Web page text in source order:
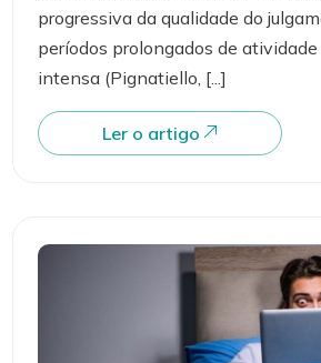
progressiva da qualidade do
períodos prolongados de
intensa (Pignatiello, [...]
Ler o artigo